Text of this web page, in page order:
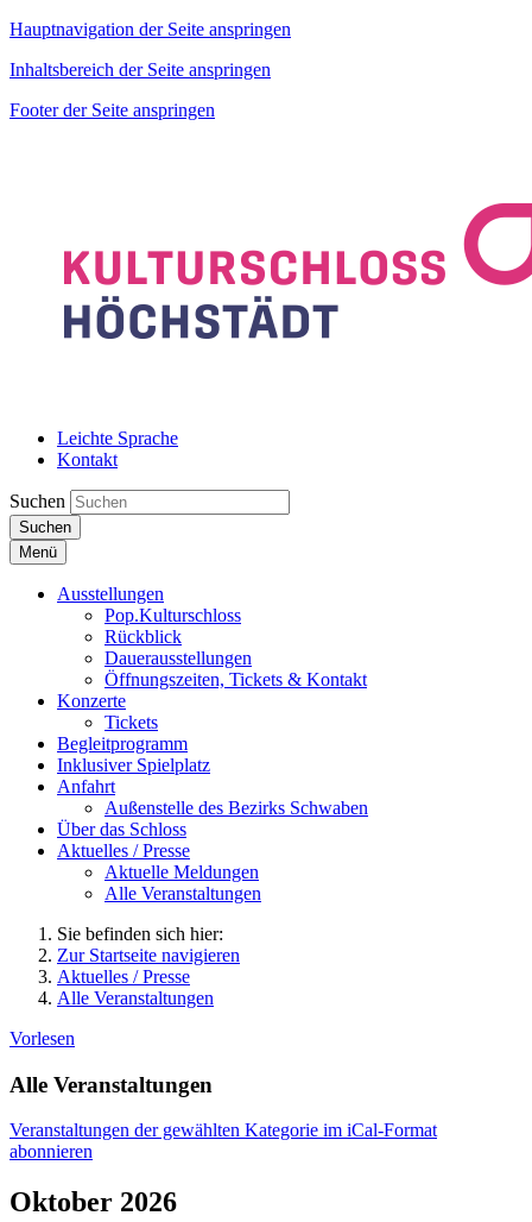
Hauptnavigation der Seite anspringen
Inhaltsbereich der Seite anspringen
Footer der Seite anspringen
Leichte Sprache
Kontakt
Suchen
Suchen
Menü
Ausstellungen
Pop.Kulturschloss
Rückblick
Dauerausstellungen
Öffnungszeiten, Tickets & Kontakt
Konzerte
Tickets
Begleitprogramm
Inklusiver Spielplatz
Anfahrt
Außenstelle des Bezirks Schwaben
Über das Schloss
Aktuelles / Presse
Aktuelle Meldungen
Alle Veranstaltungen
Sie befinden sich hier:
Zur Startseite navigieren
Aktuelles / Presse
Alle Veranstaltungen
Vorlesen
Alle Veranstaltungen
Veranstaltungen der gewählten Kategorie im iCal-Format
abonnieren
Oktober 2026